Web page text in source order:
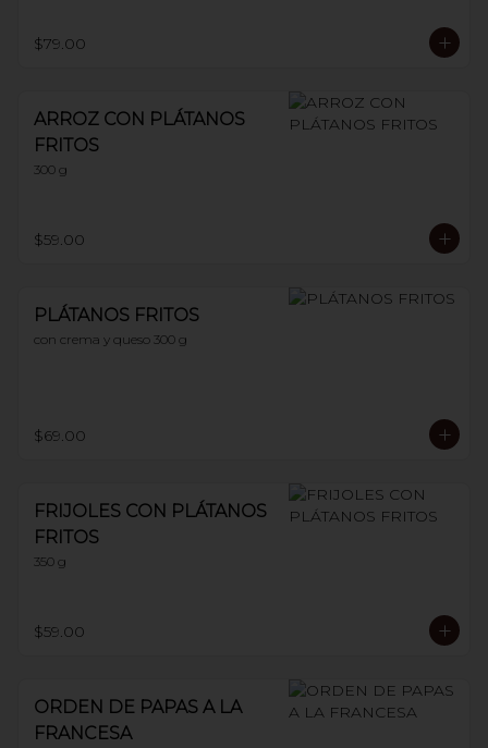
$79.00
ARROZ CON PLÁTANOS
FRITOS
300 g
$59.00
PLÁTANOS FRITOS
con crema y queso 300 g
$69.00
FRIJOLES CON PLÁTANOS
FRITOS
350 g
$59.00
ORDEN DE PAPAS A LA
FRANCESA